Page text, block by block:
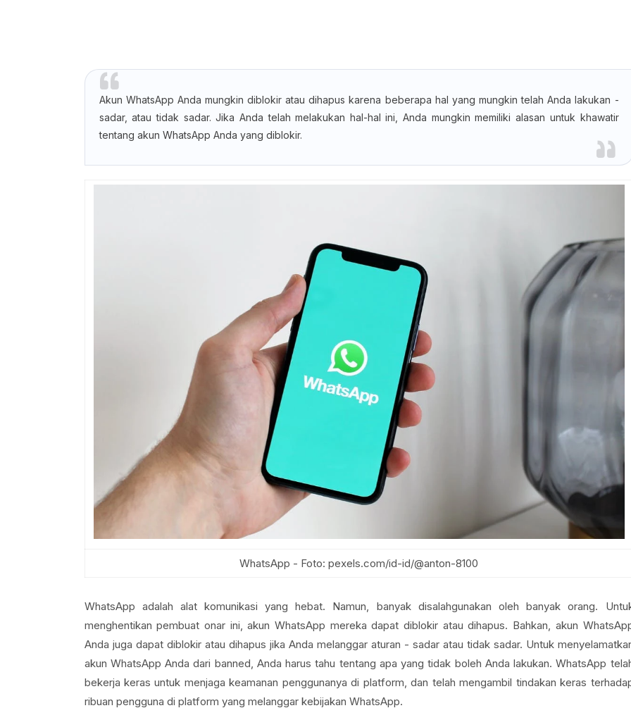
Akun WhatsApp Anda mungkin diblokir atau dihapus karena beberapa hal yang mungkin telah Anda lakukan -
sadar, atau tidak sadar. Jika Anda telah melakukan hal-hal ini, Anda mungkin memiliki alasan untuk khawatir
tentang akun WhatsApp Anda yang diblokir.
WhatsApp - Foto: pexels.com/id-id/@anton-8100
WhatsApp adalah alat komunikasi yang hebat. Namun, banyak disalahgunakan oleh banyak orang.
menghentikan pembuat onar ini, akun WhatsApp mereka dapat diblokir atau dihapus. Bahkan, akun
Anda juga dapat diblokir atau dihapus jika Anda melanggar aturan - sadar atau tidak sadar. Untuk
akun WhatsApp Anda dari banned, Anda harus tahu tentang apa yang tidak boleh Anda lakukan. WhatsApp
bekerja keras untuk menjaga keamanan penggunanya di platform, dan telah mengambil tindakan keras
ribuan pengguna di platform yang melanggar kebijakan WhatsApp.